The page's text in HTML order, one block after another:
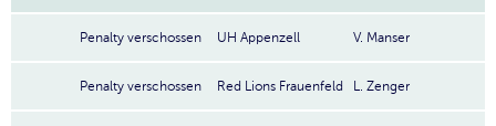
Penalty verschossen UH Appenzell V. Manser
Penalty verschossen Red Lions Frauenfeld L. Zenger